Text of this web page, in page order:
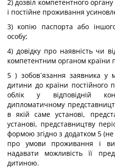
2) дозвіл компетентного
і постійне проживання
3) копію паспорта або
особу;
4) довідку про наявність чи
компетентним органом країни
5 ) зобов´язання заявника у
дитини до країни постійного
облік у відповідній
дипломатичному
в якій саме установі,
установі, представництву
формою згідно з додатком 5
про умови проживання і
надавати можливість її
дитиною.